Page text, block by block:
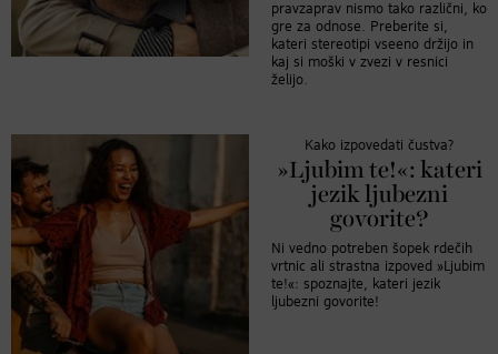
pravzaprav nismo tako različni, ko
gre za odnose. Preberite si,
kateri stereotipi vseeno držijo in
kaj si moški v zvezi v resnici
želijo.
Kako izpovedati čustva?
»Ljubim te!«: kateri
jezik ljubezni
govorite?
Ni vedno potreben šopek rdečih
vrtnic ali strastna izpoved »Ljubim
te!«: spoznajte, kateri jezik
ljubezni govorite!